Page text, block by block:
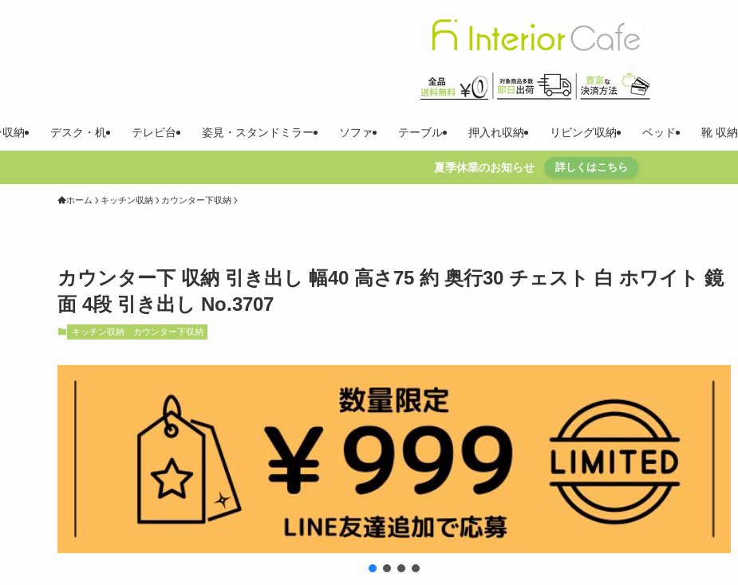
納 デスク・机 テレビ台 姿見・スタンドミラー ソファ テーブル 押入れ収納 リビング収納 ベッド 靴 収納
夏季休業のお知らせ 詳しくはこちら
ホーム キッチン収納 カウンター下収納
カウンター下 収納 引き出し 幅40 高さ75 約 奥行30 チェスト 白 ホワイト 鏡
面 4段 引き出し No.3707
キッチン収納 カウンター下収納